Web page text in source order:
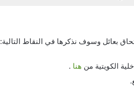
بعائل وسوف نذكرها في النقاط التالية:
الكويتية من هنا .